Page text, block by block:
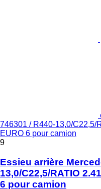
746301 / R440-13,0/C22,5/
EURO 6 pour camion
9
Essieu arrière
13,0/C22,5/RATIO
6 pour camion